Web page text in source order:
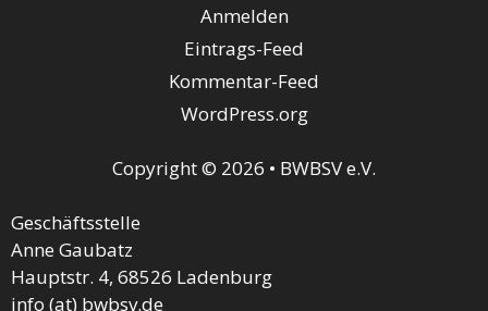
Anmelden
Eintrags-Feed
Kommentar-Feed
WordPress.org
Copyright © 2026 • BWBSV e.V.
Geschäftsstelle
Anne Gaubatz
Hauptstr. 4, 68526 Ladenburg
info (at) bwbsv.de